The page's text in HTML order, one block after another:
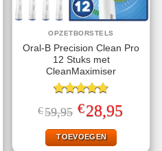
OPZETBORSTELS
Oral-B Precision Clean Pro
12 Stuks met
CleanMaximiser
Gewaardeerd
4.75uit 5
€59,95 Oorspronkelijke
prijs
was:
€59,95.
€28,95prijs
TOEVOEGEN